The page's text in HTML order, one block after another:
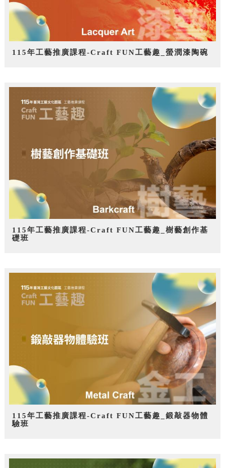
115年工藝推廣課程-Craft FUN工藝趣_螢潤漆陶碗
115年工藝推廣課程-Craft FUN工藝趣_樹藝創作基
礎班
115年工藝推廣課程-Craft FUN工藝趣_鍛敲器物體
驗班